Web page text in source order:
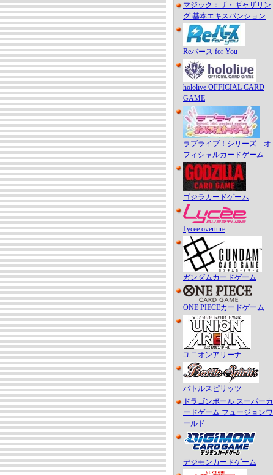
マジック：ザ・ギャザリン
グ 基本エキスパンション
Reバース for You
hololive OFFICIAL CARD
GAME
ラブライブ！シリーズ オ
フィシャルカードゲーム
ゴジラカードゲーム
Lycee overture
ガンダムカードゲーム
ONE PIECEカードゲーム
ユニオンアリーナ
バトルスピリッツ
ドラゴンボール スーパーカ
ードゲーム フュージョンワ
ールド
デジモンカードゲーム